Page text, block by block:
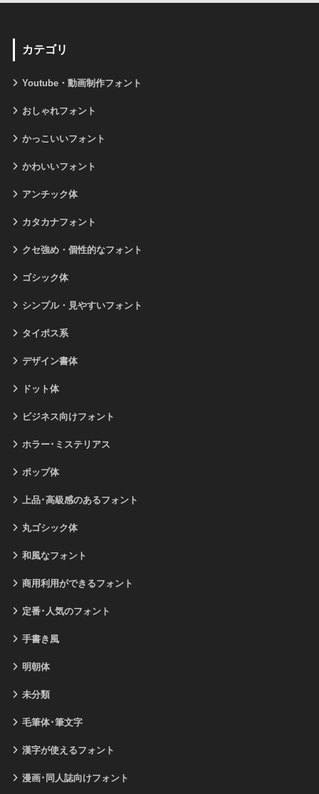
カテゴリ
Youtube・動画制作フォント
おしゃれフォント
かっこいいフォント
かわいいフォント
アンチック体
カタカナフォント
クセ強め・個性的なフォント
ゴシック体
シンプル・見やすいフォント
タイポス系
デザイン書体
ドット体
ビジネス向けフォント
ホラー･ミステリアス
ポップ体
上品･高級感のあるフォント
丸ゴシック体
和風なフォント
商用利用ができるフォント
定番･人気のフォント
手書き風
明朝体
未分類
毛筆体･筆文字
漢字が使えるフォント
漫画･同人誌向けフォント